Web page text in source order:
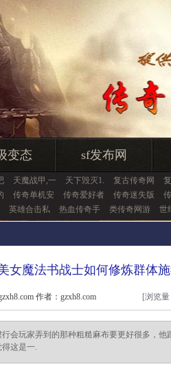
变态 sf发布网
天魔战甲,一 天下毁灭1. 复古传奇网
传奇单机安 传奇爱好者 传奇迷失版
英雄合击私 热血传奇手 类传奇网游 世
女魔法书战士如何修炼群体
作者：gzxh8.com [浏览
会玩家弄到的那种粗糙麻布要更好很多，
这是一.